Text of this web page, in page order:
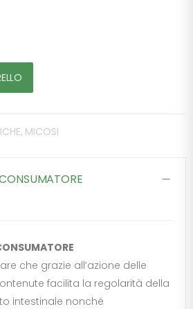
MICOSI
che grazie all’azione delle
facilita la regolarità della
intestinale nonché